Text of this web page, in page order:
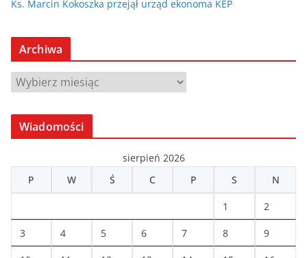
Ks. Marcin Kokoszka przejął urząd ekonoma KEP
Archiwa
A
c
w
Wiadomości
sierpień 2026
P
W Ś C P S N
1 2
3 4 5 6 7 8 9